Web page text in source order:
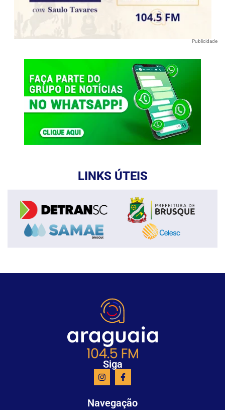
Publicidade
LINKS ÚTEIS
Siga
Navegação